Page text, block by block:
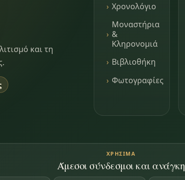
και τη
Χρονολόγιο
Μοναστήρια
&
Κληρονομιά
Βιβλιοθήκη
Φωτογραφίες
ΧΡΉΣΙΜΑ
Άμεσοι σύνδεσμοι και ανάγκη